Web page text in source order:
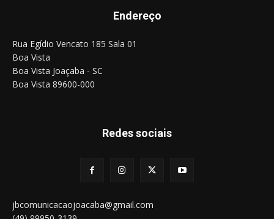
Endereço
Rua Egídio Vencato 185 Sala 01
Boa Vista
Boa Vista Joaçaba - SC
Boa Vista 89600-000
Redes sociais
jbcomunicacaojoacaba@gmail.com